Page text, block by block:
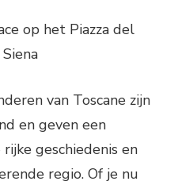
op het Piazza del
van Toscane zijn
en geven een
geschiedenis en
regio. Of je nu